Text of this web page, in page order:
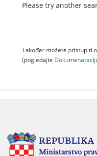
Please try another
Također možete pristupiti
(pogledajte